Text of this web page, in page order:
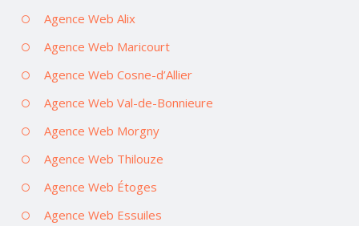
Agence Web Alix
Agence Web Maricourt
Agence Web Cosne-d’Allier
Agence Web Val-de-Bonnieure
Agence Web Morgny
Agence Web Thilouze
Agence Web Étoges
Agence Web Essuiles